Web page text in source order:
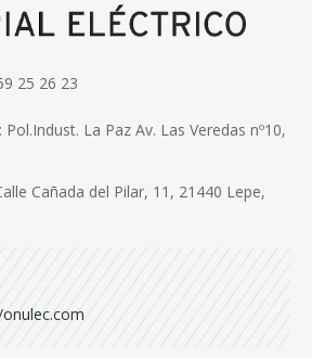
25 26 23
La Paz Av. Las Veredas nº10,
Cañada del Pilar, 11, 21440 Lepe,